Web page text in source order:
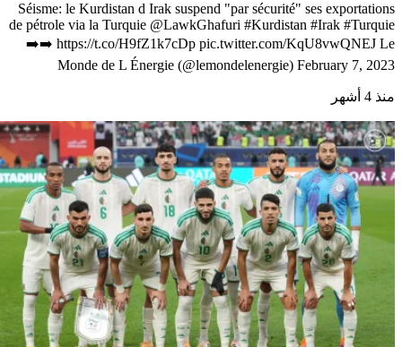
Séisme: le Kurdistan d Irak suspend "par sécurité" ses exportations
de pétrole via la Turquie @LawkGhafuri #Kurdistan #Irak #Turquie
➡️➡️ https://t.co/H9fZ1k7cDp pic.twitter.com/KqU8vwQNEJ Le
Monde de L Énergie (@lemondelenergie) February 7, 2023
منذ 4 أشهر